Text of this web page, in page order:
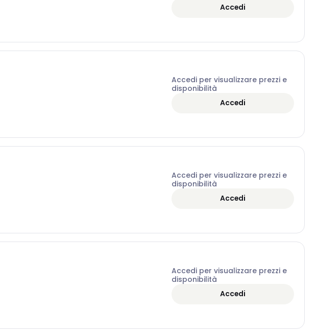
Accedi
Accedi per visualizzare prezzi e
disponibilità
Accedi
Accedi per visualizzare prezzi e
disponibilità
Accedi
Accedi per visualizzare prezzi e
disponibilità
Accedi